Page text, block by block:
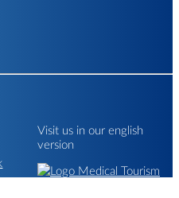
Visit us in our english
version